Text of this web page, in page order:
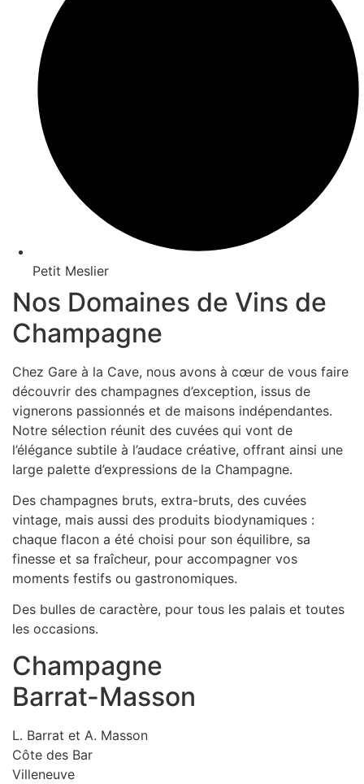
Petit Meslier
Nos Domaines de Vins de
Champagne
Chez Gare à la Cave, nous avons à cœur de vous faire
découvrir des champagnes d’exception, issus de
vignerons passionnés et de maisons indépendantes.
Notre sélection réunit des cuvées qui vont de
l’élégance subtile à l’audace créative, offrant ainsi une
large palette d’expressions de la Champagne.
Des champagnes bruts, extra-bruts, des cuvées
vintage, mais aussi des produits biodynamiques :
chaque flacon a été choisi pour son équilibre, sa
finesse et sa fraîcheur, pour accompagner vos
moments festifs ou gastronomiques.
Des bulles de caractère, pour tous les palais et toutes
les occasions.
Champagne
Barrat-Masson
L. Barrat et A. Masson
Côte des Bar
Villeneuve